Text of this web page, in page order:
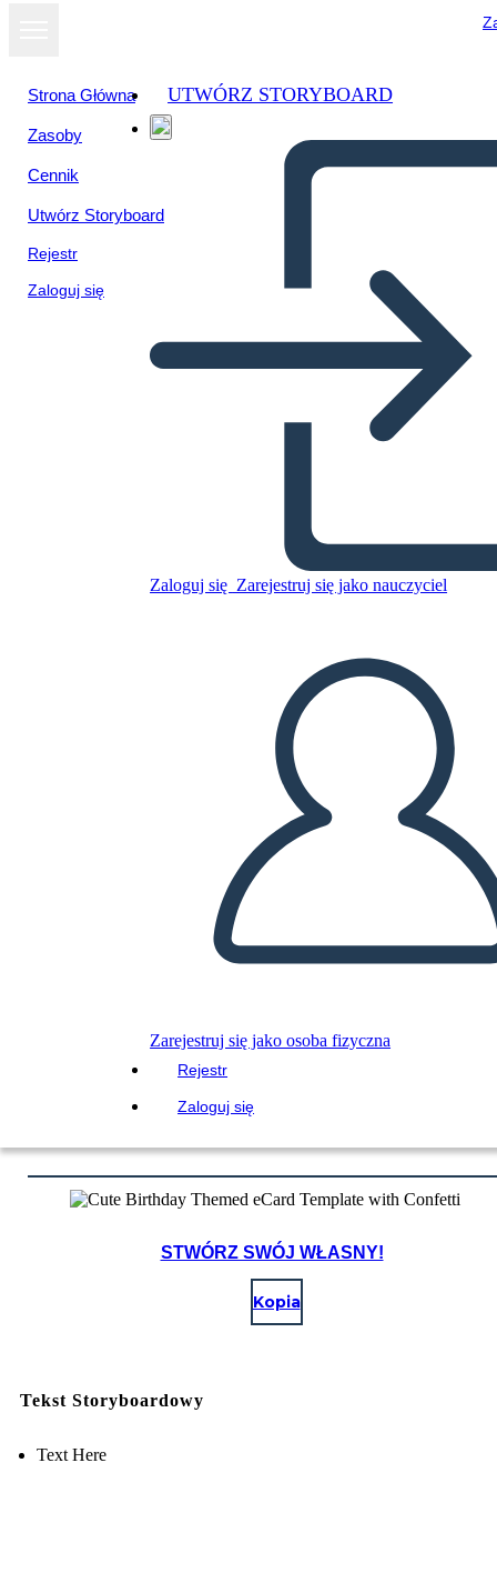
Strona Główna
Zasoby
Cennik
Utwórz Storyboard
Rejestr
Zaloguj się
UTWÓRZ STORYBOARD
Zaloguj się Zarejestruj się jako nauczyciel
Zarejestruj się jako osoba fizyczna
Rejestr
Zaloguj się
Cute Birthday Themed eCard
Template with Confetti
Skopiuj tę scenorys
STWÓRZ SCENORYS
PRZECZYTAJ MI
STWÓRZ SWÓJ WŁASNY!
Kopia
Tekst Storyboardowy
Text Here